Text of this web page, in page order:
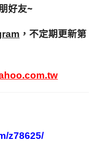
好友~
，不定期更新第
z78625/